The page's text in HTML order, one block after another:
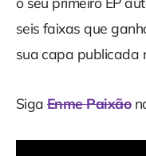
seis faixas que
sua capa publicada
Siga Enme Paixão